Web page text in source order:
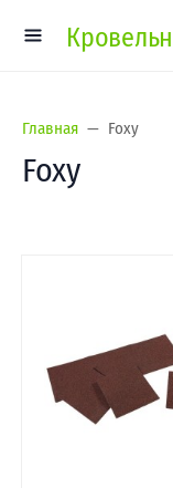
Главная Foxy
Foxy